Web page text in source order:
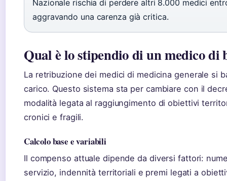
Nazionale rischia di perdere altri 8.000 medici
aggravando una carenza già critica.
Qual è lo stipendio di un medico di
La retribuzione dei medici di medicina generale si
carico. Questo sistema sta per cambiare con il
modalità legata al raggiungimento di obiettivi
cronici e fragili.
Calcolo base e variabili
Il compenso attuale dipende da diversi fattori:
servizio, indennità territoriali e premi legati a